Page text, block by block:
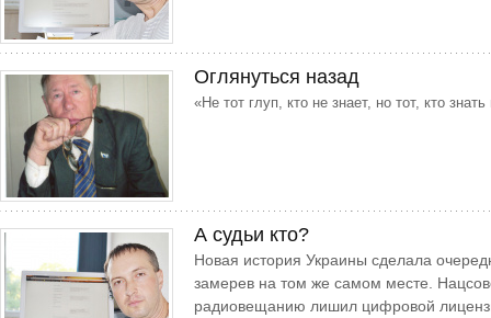
Оглянуться назад
«Не тот глуп, кто не знает, но тот, кто
А судьи кто?
Новая история Украины сделала
замерев на том же самом месте.
радиовещанию лишил цифровой